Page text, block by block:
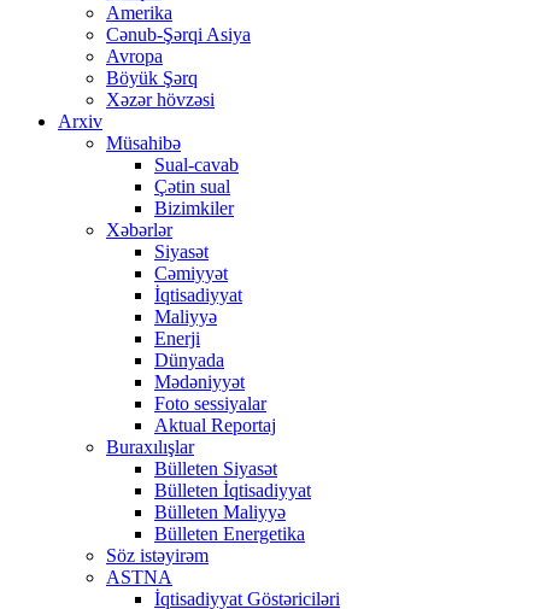
Amerika
Cənub-Şərqi Asiya
Avropa
Böyük Şərq
Xəzər hövzəsi
Arxiv
Müsahibə
Sual-cavab
Çətin sual
Bizimkiler
Xəbərlər
Siyasət
Cəmiyyət
İqtisadiyyat
Maliyyə
Enerji
Dünyada
Mədəniyyət
Foto sessiyalar
Aktual Reportaj
Buraxılışlar
Bülleten Siyasət
Bülleten İqtisadiyyat
Bülleten Maliyyə
Bülleten Energetika
Söz istəyirəm
ASTNA
İqtisadiyyat Göstəriciləri